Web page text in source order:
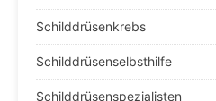
Schilddrüsenkrebs
Schilddrüsenselbsthilfe
Schilddrüsenspezialisten